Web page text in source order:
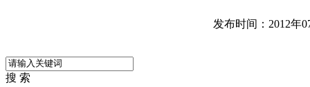
发布时间：2012年
搜 索